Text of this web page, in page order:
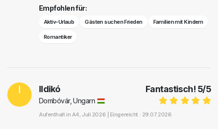
Empfohlen für:
Aktiv-Urlaub Gästen suchen Frieden Familien mit Kindern
Romantiker
I Fantastisch! 5/5
Ildikó
Dombóvár, Ungarn
Aufenthalt in A4, Juli 2026 | Eingereicht : 29.07.2026